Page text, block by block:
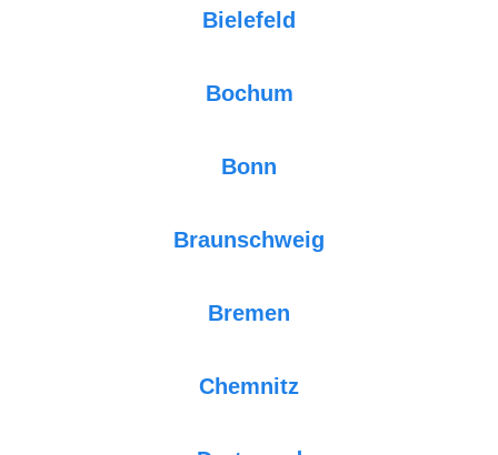
Bielefeld
Bochum
Bonn
Braunschweig
Bremen
Chemnitz